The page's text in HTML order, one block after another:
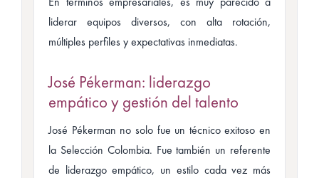
liderar equipos diversos, con alta rotación,
múltiples perfiles y expectativas inmediatas.
José Pékerman: liderazgo
empático y gestión del talento
José Pékerman no solo fue un técnico exitoso en
la Selección Colombia. Fue también un referente
de liderazgo empático, un estilo cada vez más